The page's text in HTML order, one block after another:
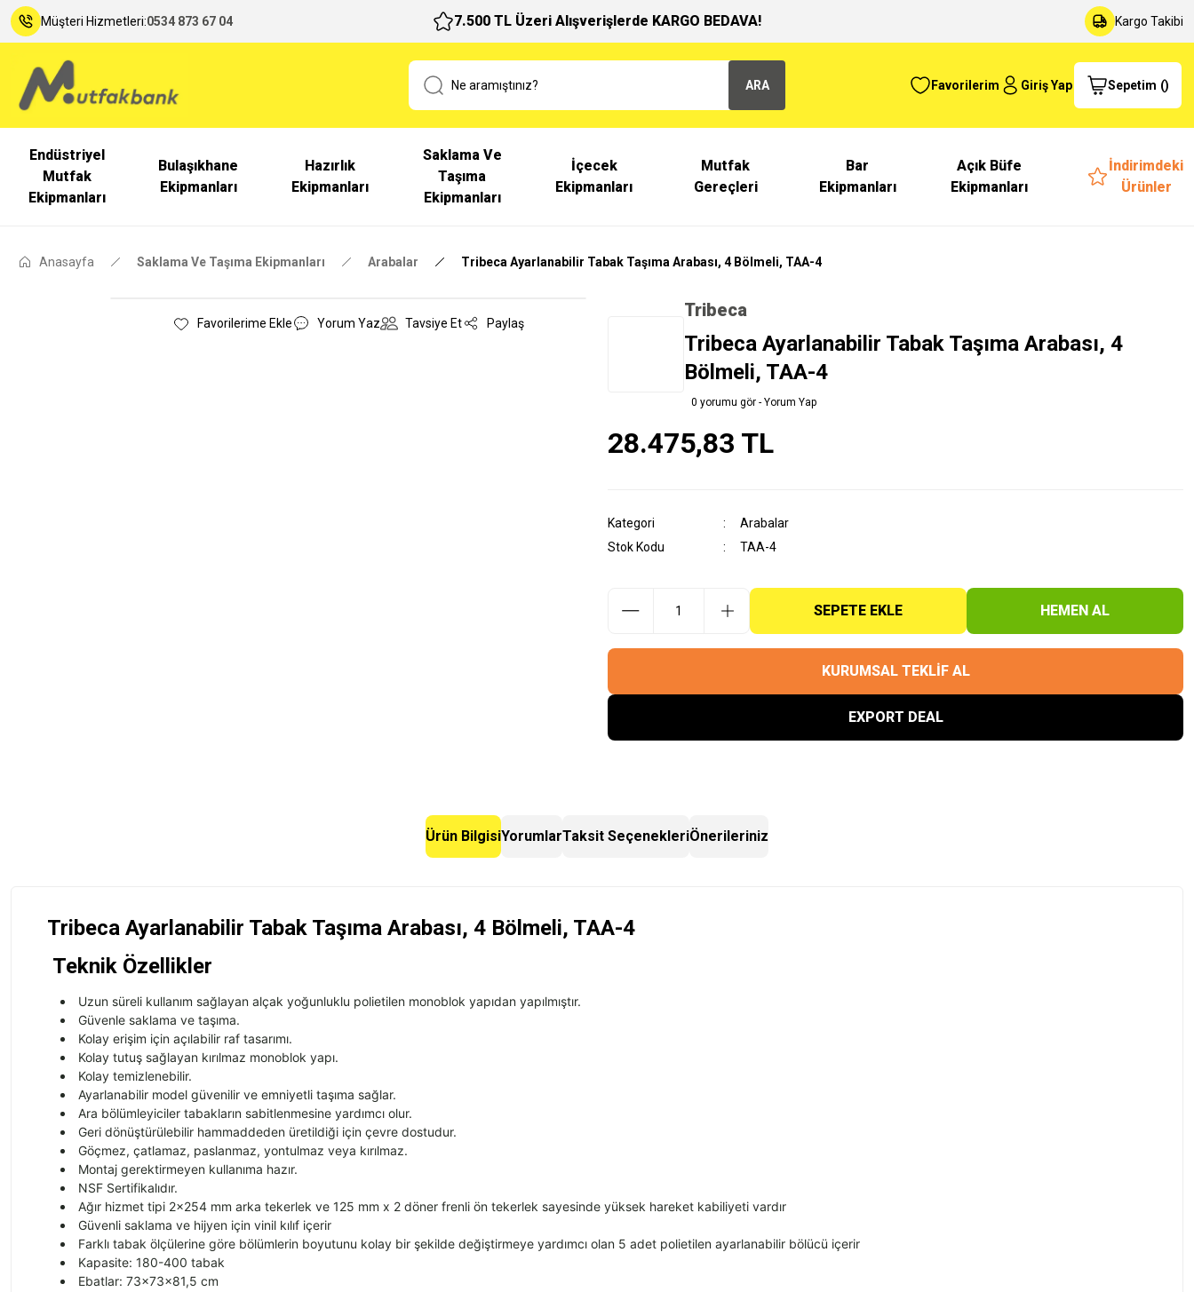
Müşteri Hizmetleri:0534 873 67 04 7.500 TL Üzeri Alışverişlerde KARGO BEDAVA! Kargo Takibi
ARA Favorilerim Giriş Yap Sepetim ()
Endüstriyel
Mutfak
Ekipmanları
Bulaşıkhane
Ekipmanları
Hazırlık
Ekipmanları
Saklama Ve
Taşıma
Ekipmanları
İçecek
Ekipmanları
Mutfak
Gereçleri
Bar
Ekipmanları
Açık Büfe
Ekipmanları
İndirimdeki
Ürünler
Anasayfa Saklama Ve Taşıma Ekipmanları Arabalar Tribeca Ayarlanabilir Tabak Taşıma Arabası, 4 Bölmeli, TAA-4
Yorum Yaz Tavsiye Et Paylaş
Tribeca
Tribeca Ayarlanabilir Tabak Taşıma Arabası, 4
Bölmeli, TAA-4
0 yorumu gör - Yorum Yap
28.475,83 TL
Kategori
Arabalar
Stok Kodu
TAA-4
SEPETE EKLE HEMEN AL
KURUMSAL TEKLİF AL
EXPORT DEAL
Ürün BilgisiYorumlarTaksit SeçenekleriÖnerileriniz
Tribeca Ayarlanabilir Tabak Taşıma Arabası, 4 Bölmeli, TAA-4
Teknik Özellikler
Uzun süreli kullanım sağlayan alçak yoğunluklu polietilen monoblok yapıdan yapılmıştır.
Güvenle saklama ve taşıma.
Kolay erişim için açılabilir raf tasarımı.
Kolay tutuş sağlayan kırılmaz monoblok yapı.
Kolay temizlenebilir.
Ayarlanabilir model güvenilir ve emniyetli taşıma sağlar.
Ara bölümleyiciler tabakların sabitlenmesine yardımcı olur.
Geri dönüştürülebilir hammaddeden üretildiği için çevre dostudur.
Göçmez, çatlamaz, paslanmaz, yontulmaz veya kırılmaz.
Montaj gerektirmeyen kullanıma hazır.
NSF Sertifikalıdır.
Ağır hizmet tipi 2x254 mm arka tekerlek ve 125 mm x 2 döner frenli ön tekerlek sayesinde yüksek hareket kabiliyeti vardır
Güvenli saklama ve hijyen için vinil kılıf içerir
Farklı tabak ölçülerine göre bölümlerin boyutunu kolay bir şekilde değiştirmeye yardımcı olan 5 adet polietilen ayarlanabilir bölücü içerir
Kapasite: 180-400 tabak
Ebatlar: 73x73x81,5 cm